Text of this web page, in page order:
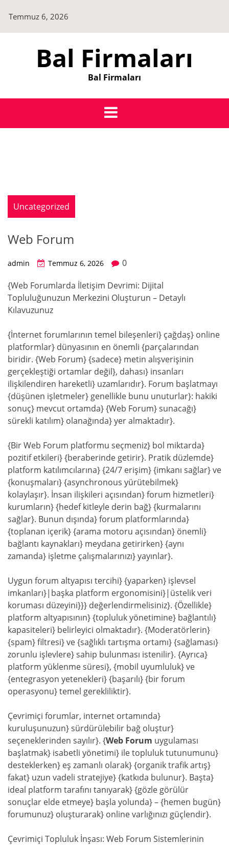
content
Temmuz 6, 2026
Bal Firmaları
Bal Firmaları
Uncategorized
Web Forum
admin Temmuz 6, 2026
0
{Web Forumlarda İletişim Devrimi: Dijital
Topluluğunuzun Merkezini Oluşturun – Detaylı
Kılavuzunuz
{İnternet forumlarının temel bileşenleri} çağdaş} online
platformlar} dünyasının en önemli {parçalarından
biridir. {Web Forum} {sadece} metin alışverişinin
gerçekleştiği ortamlar değil}, dahası} insanları
ilişkilendiren hareketli} uzamlarıdır}. Forum başlatmayı
{düşünen işletmeler} genellikle bunu unuturlar}: hakiki
sonuç} mevcut ortamda} {Web Forum} sunacağı}
sürekli katılım} olanağında} yer almaktadır}.
{Bir Web Forum platformu seçmeniz} bol miktarda}
pozitif etkileri} {beraberinde getirir}. Pratik düzlemde}
platform katılımcılarına} {24/7 erişim} {imkanı sağlar} ve
{konuşmaları} {asynchronous yürütebilmek}
kolaylaşır}. İnsan ilişkileri açısından} forum hizmetleri}
kurumların} {hedef kitleyle derin bağ} {kurmalarını
sağlar}. Bunun dışında} forum platformlarında}
{toplanan içerik} {arama motoru açısından} önemli}
bağlantı kaynakları} meydana getirirken} {aynı
zamanda} işletme çalışmalarınızı} yayınlar}.
Uygun forum altyapısı tercihi} {yaparken} işlevsel
imkanları}|başka platform ergonomisini}|üstelik veri
koruması düzeyini}}} değerlendirmelisiniz}. {Özellikle}
platform altyapısının} {topluluk yönetimine} bağlantılı}
kapasiteleri} belirleyici olmaktadır}. {Moderatörlerin}
{spam} filtresi} ve {sağlıklı tartışma ortamı} {sağlaması}
zorunlu işlevlere} sahip bulunması istenilir}. {Ayrıca}
platform yüklenme süresi}, {mobil uyumluluk} ve
{entegrasyon yetenekleri} {başarılı} {bir forum
operasyonu} temel gerekliliktir}.
Çevrimiçi forumlar, internet ortamında}
kuruluşunuzun} sürdürülebilir bağ oluştur}
seçeneklerinden sayılır}. {Web Forum uygulaması
başlatmak} isabetli yönetimi} ile topluluk tutunumunu}
desteklerken} eş zamanlı olarak} {organik trafik artış}
fakat} uzun vadeli stratejiye} {katkıda bulunur}. Başta}
ideal platform tarafını tanıyarak} {gözle görülür
sonuçlar elde etmeye} başla yolunda} – {hemen bugün}
forumunuz} oluşturarak} online varlığınızı güçlendir}.
Çevrimiçi Topluluk İnşası: Web Forum Sistemlerinin